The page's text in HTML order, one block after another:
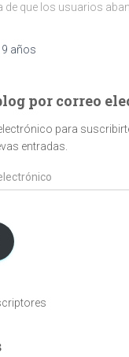
de que los usuarios
9 años
por correo
para
entradas.